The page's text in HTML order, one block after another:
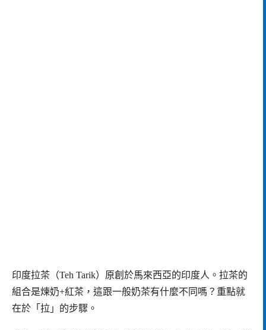
印度拉茶（Teh Tarik）原創於馬來西亞的印度人。拉茶的
組合是煉奶+紅茶，這跟一般奶茶有什麼不同嗎？重點就
在於「拉」的步驟。